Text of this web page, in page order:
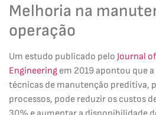
Melhoria na
operação
Um estudo publicado pelo Journal
Engineering em 2019 apontou que
técnicas de manutenção preditiva,
processos, pode reduzir os custos